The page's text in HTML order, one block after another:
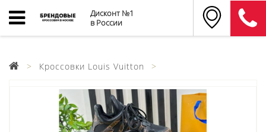
Дисконт №1
в России
Кроссовки Louis Vuitton